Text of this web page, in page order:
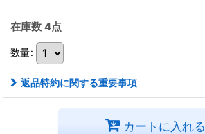
在庫数 4点
数量:
返品特約に関する重要事項
カートに入れる